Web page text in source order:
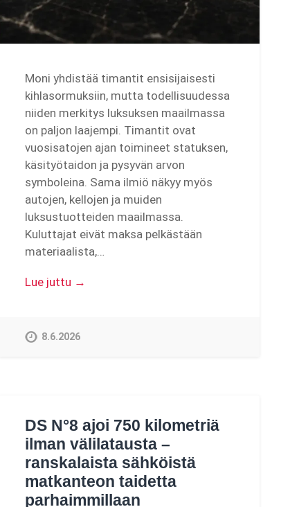
Moni yhdistää timantit ensisijaisesti
kihlasormuksiin, mutta todellisuudessa
niiden merkitys luksuksen maailmassa
on paljon laajempi. Timantit ovat
vuosisatojen ajan toimineet statuksen,
käsityötaidon ja pysyvän arvon
symboleina. Sama ilmiö näkyy myös
autojen, kellojen ja muiden
luksustuotteiden maailmassa.
Kuluttajat eivät maksa pelkästään
materiaalista,…
Lue juttu →
8.6.2026
DS N°8 ajoi 750 kilometriä
ilman välilatausta –
ranskalaista sähköistä
matkanteon taidetta
parhaimmillaan